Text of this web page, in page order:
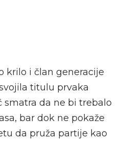
krilo i član generacije
titulu prvaka
smatra da ne bi trebalo
bar dok ne pokaže
da pruža partije kao